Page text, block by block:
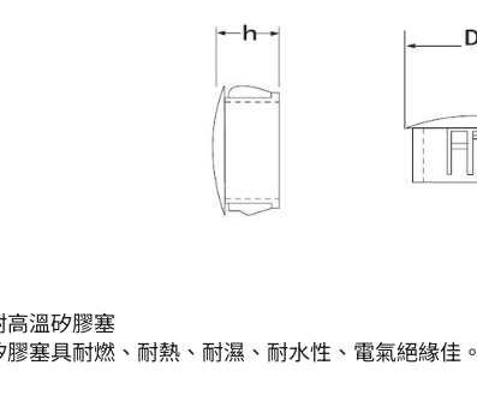
高溫矽膠塞
膠塞具耐燃、耐熱、耐濕、耐水性、電氣絕緣佳。